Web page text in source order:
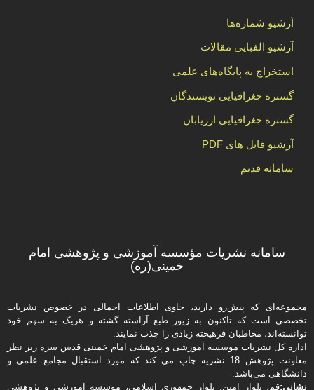
آرشیو شماره‌ها
آرشیو الفبایی مقالات
استخراج به پایگاه‌های علمی
گستره جغرافیایی نویسندگان
گستره جغرافیایی ارزیابان
آرشیو فایل های PDF
سامانه قدیم
سامانه نشریات مؤسسه آموزشی و پژوهشی امام
خمینی(ره)
مجموعه‌ای که پیش‌رو دارید،‌ حاوی اطلاعات اجمالی در خصوص نشریات
تخصصی است که تاکنون به زیور طبع آراسته گشته و هریک به سهم خود
توانسته‌اند، مخاطبان فرهیخته‌ زیادی را جذب نمایند.
اداره كل نشریات موسسه آموزشی و پژوهشی امام خمینی قدس سره زیر نظر
معاونت پژوهش 18 نشریه چاپ می کند که مورد استقبال مجامع علمی و
دانشگاهی می‌باشد.
نشانی:قم، بلوار امین، بلوار جمهوری اسلامی، موسسه آموزشی و پژوهشی